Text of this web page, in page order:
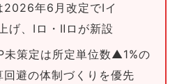
年6月改定でⅠイ
げ、Ⅰロ・Ⅱロが新設
未策定は所定単位数▲1%の
避の体制づくりを優先